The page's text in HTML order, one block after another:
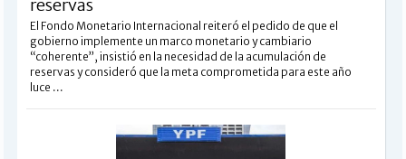
reservas
El Fondo Monetario Internacional reiteró el pedido de que el
gobierno implemente un marco monetario y cambiario
“coherente”, insistió en la necesidad de la acumulación de
reservas y consideró que la meta comprometida para este año
luce ...